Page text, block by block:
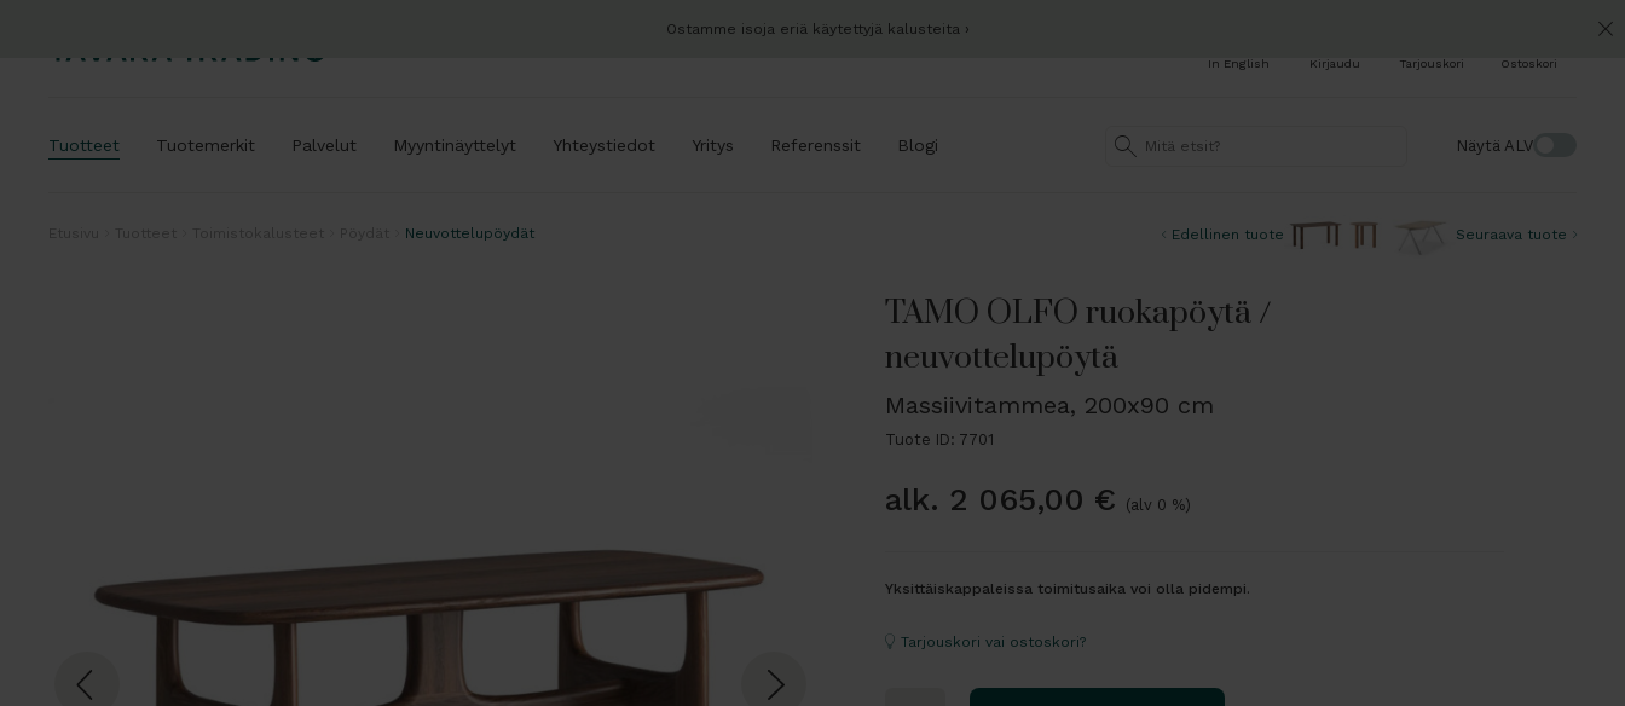
Ostamme isoja eriä käytettyjä kalusteita
Ostoskori
Tarjouskori
Kirjaudu
In English
Näytä ALV
Tuotteet Tuotemerkit Palvelut Myyntinäyttelyt Yhteystiedot Yritys Referenssit Blogi
Neuvottelupöydät Edellinen tuote Seuraava tuote
TAMO OLFO ruokapöytä /
neuvottelupöytä
Massiivitammea, 200x90 cm
Tuote ID: 7701
alk. 2 065,00 € (alv 0 %)
Yksittäiskappaleissa toimitusaika voi olla pidempi.
Tarjouskori vai ostoskori?